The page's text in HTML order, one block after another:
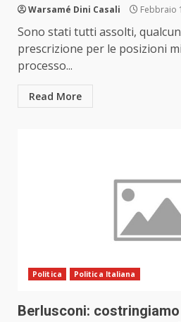
Warsamé Dini Casali Febbraio
Sono stati tutti assolti,
prescrizione per le posizioni
processo...
Read More
Politica Politica Italiana
Berlusconi: costringiamo